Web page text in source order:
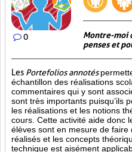
0
Montre-moi
penses et
Les Portefolios annotés
échantillon des réalisations
commentaires qui y sont
sont très importants puisqu’ils
les réalisations et les notions
cours. Cette activité aide donc
élèves sont en mesure de
réalisés et les concepts
technique est aisément